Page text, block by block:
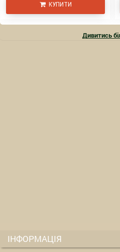
КУПИТИ
Дивитись
ІНФОРМАЦІЯ